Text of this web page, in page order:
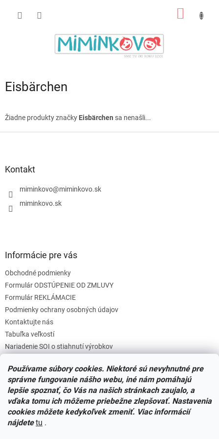
Používame súbory cookies. Niektoré sú nevyhnutné pre
správne fungovanie nášho webu, iné nám pomáhajú
lepšie spoznať, čo Vás na našich stránkach zaujalo, a
vďaka tomu ich môžeme priebežne zlepšovať. Nastavenia
cookies môžete kedykoľvek zmeniť. Viac informácií
nájdete tu .
Eisbärchen
Žiadne produkty značky Eisbärchen sa nenašli...
Kontakt
miminkovo@miminkovo.sk
miminkovo.sk
Informácie pre vás
Obchodné podmienky
Formulár ODSTÚPENIE OD ZMLUVY
Formulár REKLÁMACIE
Podmienky ochrany osobných údajov
Kontaktujte nás
Tabuľka veľkostí
Nariadenie SOI o stiahnutí výrobkov
Zásady súborov COOKIES
Facebook